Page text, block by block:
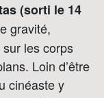
(sorti le 14
gravité,
les corps
Loin d’être
cinéaste y